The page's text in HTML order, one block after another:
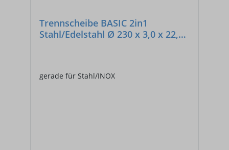
Trennscheibe BASIC 2in1
Stahl/Edelstahl Ø 230 x 3,0 x 22,23
gerade für Stahl/INOX